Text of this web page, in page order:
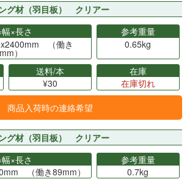
グ材（羽目板） クリアー
×長さ
（働き
）
参考重量
0.65kg
送料/本
¥30
在庫
在庫切れ
商品入荷時の連絡希望
グ材（羽目板） クリアー
×長さ
（働き89mm）
参考重量
0.7kg